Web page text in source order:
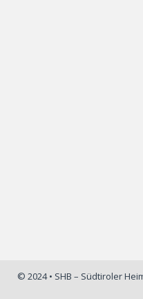
© 2024 • SHB – Südtiroler